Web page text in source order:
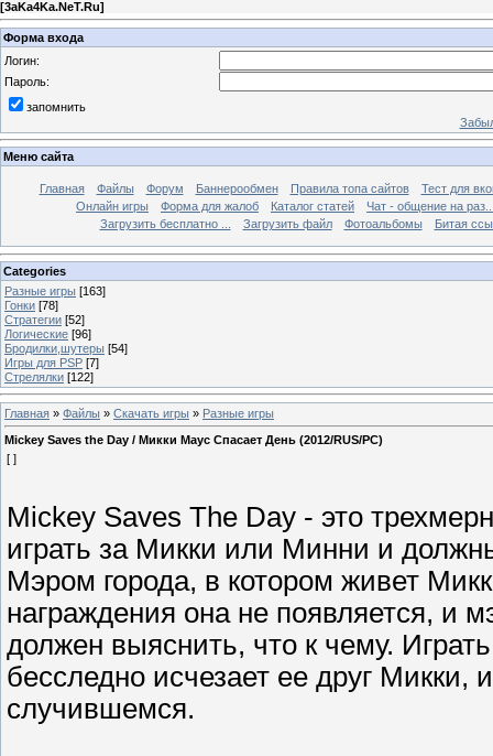
[3aKa4Ka.NeT.Ru]
Форма входа
Логин:
Пароль:
запомнить
Меню сайта
Главная Файлы Форум Баннерообмен Правила топа сайтов
Тест для
Онлайн игры
Форма для жалоб Каталог статей
Чат - общение на
Загрузить бесплатно ...
Загрузить файл Фотоальбомы Битая
Categories
Разные игры [163]
Гонки [78]
Стратегии [52]
Логические [96]
Бродилки,шутеры [54]
Игры для PSP [7]
Стрелялки [122]
Главная » Файлы » Скачать игры » Разные игры
Mickey Saves the Day / Микки Маус Спасает День (2012/RUS/PC)
[ ]
Mickey Saves The Day - это
играть за Микки или Минни и
Мэром города, в котором живет
награждения она не появляется, и
должен выяснить, что к чему.
бесследно исчезает ее друг Микки,
случившемся.